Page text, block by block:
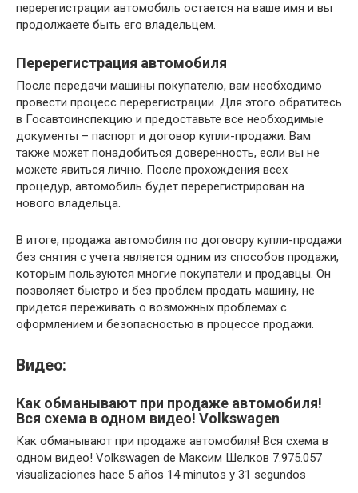
перерегистрации автомобиль остается на ваше имя и вы
продолжаете быть его владельцем.
Перерегистрация автомобиля
После передачи машины покупателю, вам необходимо
провести процесс перерегистрации. Для этого обратитесь
в Госавтоинспекцию и предоставьте все необходимые
документы – паспорт и договор купли-продажи. Вам
также может понадобиться доверенность, если вы не
можете явиться лично. После прохождения всех
процедур, автомобиль будет перерегистрирован на
нового владельца.
В итоге, продажа автомобиля по договору купли-продажи
без снятия с учета является одним из способов продажи,
которым пользуются многие покупатели и продавцы. Он
позволяет быстро и без проблем продать машину, не
придется переживать о возможных проблемах с
оформлением и безопасностью в процессе продажи.
Видео:
Как обманывают при продаже автомобиля!
Вся схема в одном видео! Volkswagen
Как обманывают при продаже автомобиля! Вся схема в
одном видео! Volkswagen de Максим Шелков 7.975.057
visualizaciones hace 5 años 14 minutos y 31 segundos